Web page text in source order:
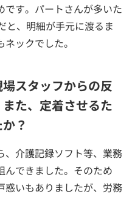
です。パートさんが多いた
と、明細が手元に渡るま
ックでした。
スタッフからの反
た、定着させるた
？
、介護記録ソフト等、業務
んできました。そのため
惑いもありましたが、労務